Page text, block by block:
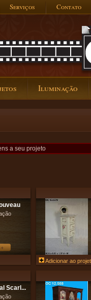
Serviços Contato
Iluminação
a seu projeto
Adicionar ao
Scarl...